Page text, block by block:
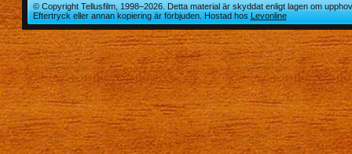
© Copyright Tellusfilm, 1998–2026. Detta material är skyddat enligt lagen om
Eftertryck eller annan kopiering är förbjuden. Hostad hosLevonline